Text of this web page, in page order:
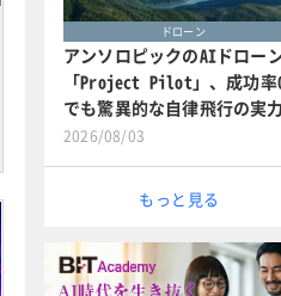
ドローン
アンソロピックのAIドロー
「Project Pilot」、成功率
でも驚異的な自律飛行の実力
2026/08/03
もっと見る